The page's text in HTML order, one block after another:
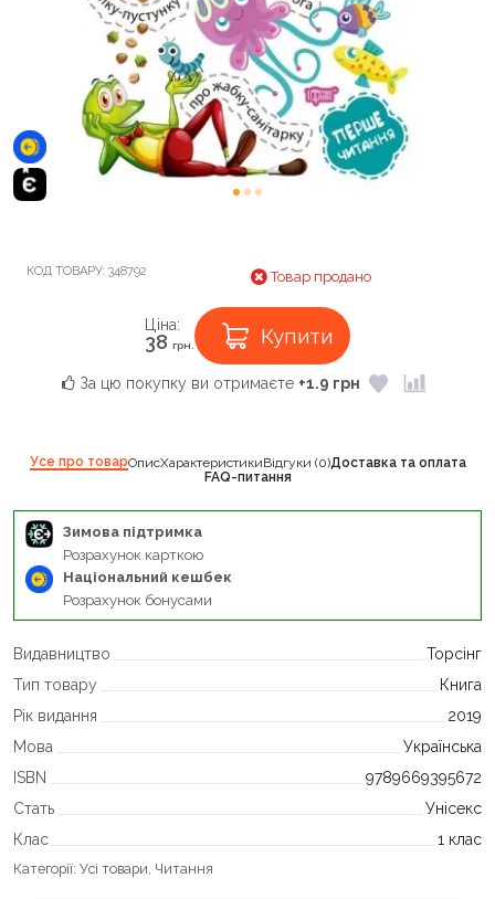
КОД ТОВАРУ: 348792 Товар продано
Ціна:
38 грн. Купити
За цю покупку ви отримаєте +1.9 грн
Усе про товарОписХарактеристикиВідгуки (0)Доставка та оплата
FAQ-питання
Зимова підтримка
Розрахунок карткою
Національний кешбек
Розрахунок бонусами
Видавництво
Торсінг
Тип товару
Книга
Рік видання
2019
Мова
Українська
ISBN
9789669395672
Стать
Унісекс
Клас
1 клас
Категорії: Усі товари, Читання